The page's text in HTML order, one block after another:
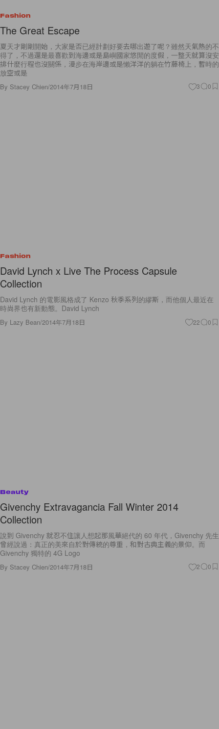
Fashion
The Great Escape
夏天才剛剛開始，大家是否已經計劃好要去哪出遊了呢？雖然天氣熱的不
得了，不過還是最喜歡到海邊或是島嶼國家悠閒的度假，一整天就算沒安
排什麼行程也沒關係，漫步在海岸邊或是懶洋洋的躺在竹藤椅上，暫時的
放空或是
By Stacey Chien/2014年7月18日 3 0
Fashion
David Lynch x Live The Process Capsule
Collection
David Lynch 的電影風格成了 Kenzo 秋季系列的繆斯，而他個人最近在
時尚界也有新動態。David Lynch
By Lazy Bean/2014年7月18日 22 0
Beauty
Givenchy Extravagancia Fall Winter 2014
Collection
說到 Givenchy 就忍不住讓人想起那風華絕代的 60 年代，Givenchy 先生
曾經說過：真正的美來自於對傳統的尊重，和對古典主義的景仰。而
Givenchy 獨特的 4G Logo
By Stacey Chien/2014年7月18日 2 0